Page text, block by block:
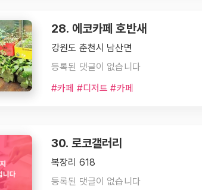
28. 에코카페 호반새
강원도 춘천시 남산면
등록된 댓글이 없습니다
#카페 #디저트 #카페
30. 로코갤러리
복장리 618
등록된 댓글이 없습니다